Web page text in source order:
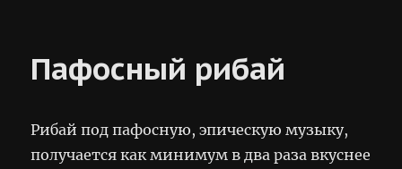
Пафосный рибай
Рибай под пафосную, эпическую музыку,
получается как минимум в два раза вкуснее